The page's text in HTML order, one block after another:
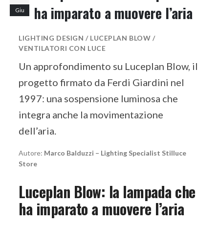
Giu
ha imparato a muovere l’aria
LIGHTING DESIGN / LUCEPLAN BLOW /
VENTILATORI CON LUCE
Un approfondimento su Luceplan Blow, il
progetto firmato da Ferdi Giardini nel
1997: una sospensione luminosa che
integra anche la movimentazione
dell’aria.
Autore: Marco Balduzzi – Lighting Specialist Stilluce
Store
Luceplan Blow: la lampada che
ha imparato a muovere l’aria